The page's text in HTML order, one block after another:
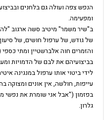
הנפש צפה ועולה גם בלחנים
ומפעימה.
ב"שיר משמר" מיטיב סשה ארגוב
של גודש, של ערפול חושים, של
והזמרים חוה אלברשטיין ומתי
בביצועיהם את לבם של הדמויות
לידי ביטוי אותו ערפול במנגינה
עייפות, חולשה, אין אונים ומצוקה
בפזמון ("אבל אני שומרת את נפשי
גלרון.